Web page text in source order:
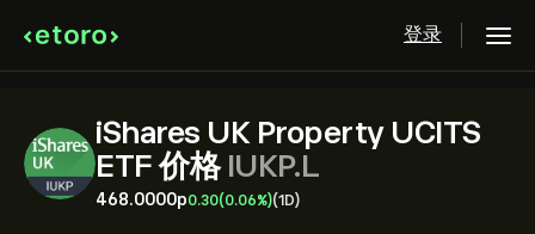
登录
iShares UK Property UCITS
ETF 价格IUKP.L
468.0000‎p‎0.30(0.06%)(1D)